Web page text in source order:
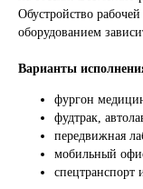
Обустройство
оборудованием
Варианты
фургон
фудтрак,
передвижная
мобильный
спецтранспорт